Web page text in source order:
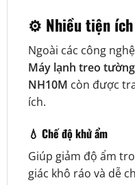
⚙️ Nhiều tiện
Ngoài các công
Máy lạnh treo
NH10M còn được
ích.
💧 Chế độ khử ẩm
Giúp giảm độ ẩm
giác khô ráo và dễ